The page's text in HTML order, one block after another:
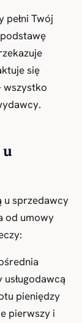
Twój
się
u
u sprzedawcy
od umowy
pieniędzy
pierwszy i